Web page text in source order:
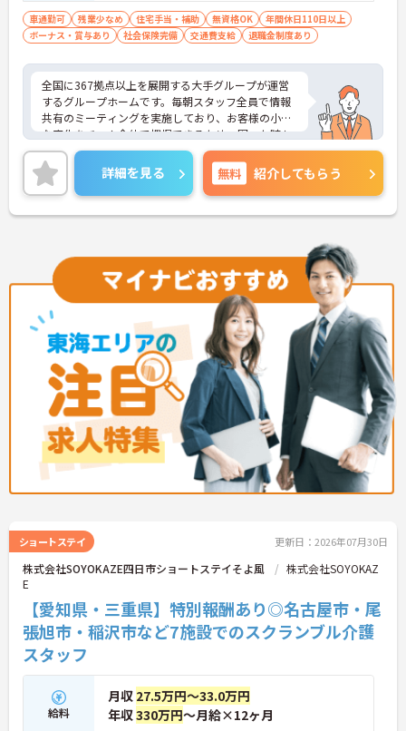
車通勤可 残業少なめ 住宅手当・補助 無資格OK
年間休日110日以上
ボーナス・賞与あり
社会保険完備 交通費支給 退職金制度あり
全国に367拠点以上を展開する大手グループが運営
するグループホームです。毎朝スタッフ全員で情報
共有のミーティングを実施しており、お客様の小さ
な変化をチーム全体で把握できるため、困った時も
すぐに相談できる安心の体制が整っています。待遇
面では、賞与年2回に加え、日々の努力や売上への
寄与を評価する特別報酬が支給されるため、高いモ
チベーションを保ちながら勤務できる環境です。さ
らに、清潔感があれば髪色やネイルなどの規定がな
高めたい方にも最適な環境であり、手厚い研修体制
を通じて働きながらスキルアップを目指すことも可
能です。年間17日のリフレッシュ休暇や定年後の再
雇用制度など、長期的にキャリアを描ける福利厚生
も大きな魅力です。
★おすすめPOINT★
【チーム全体で情報を共有し、一人で抱え込まずに
働ける環境です】
・毎朝スタッフ全員で情報共有のミーティングを実
施しているため、お客様の変化や業務連絡を細やか
に把握できます。
・困った時もすぐに相談してフォローし合える体制
が整っているので、安心して業務に取り組むことが
期待できます。
見込めます】
ークを評価する特別報酬が支給される仕組みがあり
・目に見える形で日々の努力がしっかりと還元され
ることで、高いモチベーションを保ちながら将来的
な昇給を目指せます。
【自分らしいスタイルを大切にしながら、無理のな
いペースで働けます】
・清潔感と節度があれば髪色やネイルなどの制限が
ないため、ご自身の個性を尊重した働き方を叶えら
詳細を見る 無料 紹介してもらう
ショートステイ 更新日：2026年07月30日
株式会社SOYOKAZE四日市ショートステイそよ風
株式会社SOYOKAZ
E
【愛知県・三重県】特別報酬あり◎名古屋市・尾
張旭市・稲沢市など7施設でのスクランブル介護
スタッフ
給料
月収 27.5万円～33.0万円
年収330万円～月給×12ヶ月